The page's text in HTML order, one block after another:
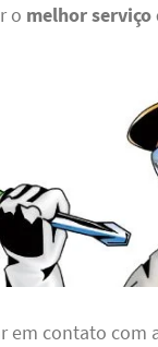
o melhor serviço
em contato com